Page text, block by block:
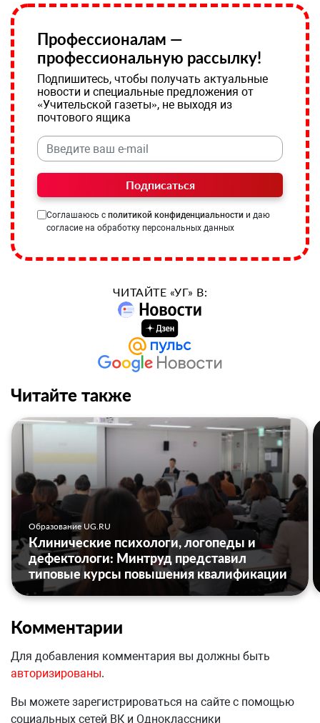
Профессионалам —
профессиональную рассылку!
Подпишитесь, чтобы получать актуальные
новости и специальные предложения от
«Учительской газеты», не выходя из
почтового ящика
Подписаться
Соглашаюсь с политикой конфиденциальности и даю
согласие на обработку персональных данных
ЧИТАЙТЕ «УГ» В:
Читайте также
Образование UG.RU
Клинические психологи, логопеды и
дефектологи: Минтруд представил
типовые курсы повышения квалификации
Комментарии
Для добавления комментария вы должны быть
авторизированы.
Вы можете зарегистрироваться на сайте с помощью
социальных сетей ВК и Одноклассники